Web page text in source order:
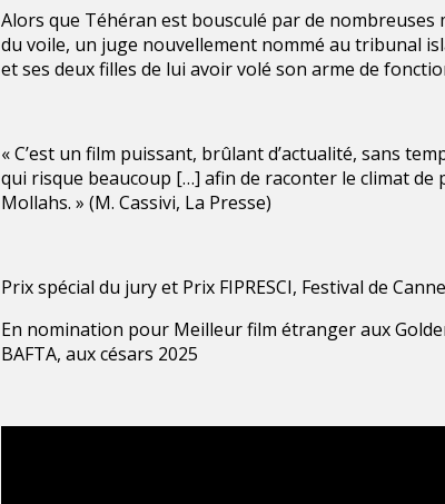
Alors que Téhéran est bousculé par de
du voile, un juge nouvellement nommé au tribunal
et ses deux filles de lui avoir volé son arme de
« C’est un film puissant, brûlant d’actualité, sans
qui risque beaucoup […] afin de raconter le climat de
Mollahs. » (M. Cassivi, La Presse)
Prix spécial du jury et Prix FIPRESCI, Festival de
En nomination pour Meilleur film étranger aux
BAFTA, aux césars 2025